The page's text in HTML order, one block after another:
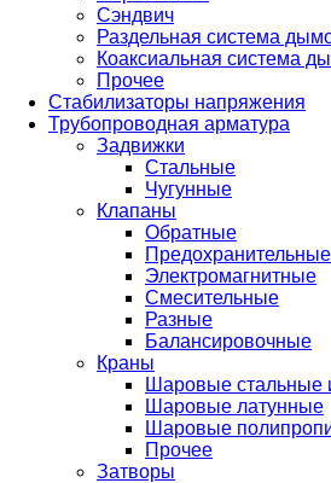
Сэндвич
Раздельная система
Коаксиальная система
Прочее
Стабилизаторы напряжения
Трубопроводная арматура
Задвижки
Стальные
Чугунные
Клапаны
Обратные
Предохранительные
Электромагнитные
Смесительные
Разные
Балансировочные
Краны
Шаровые
Шаровые латунные
Шаровые
Прочее
Затворы